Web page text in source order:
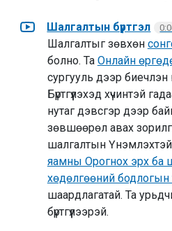
Шалгалтын бүртгэл
Шалгалтыг зөвхөн
болно. Та Онлайн
сургууль дээр биечлэн
Бүртгүүлэхэд хүчинтэй
нутаг дэвсгэр дээр
зөвшөөрөл авах
шалгалтын
яамны Орогнох эрх ба
хөдөлгөөний бодлогын
шаардлагатай. Та
бүртгүүлээрэй.